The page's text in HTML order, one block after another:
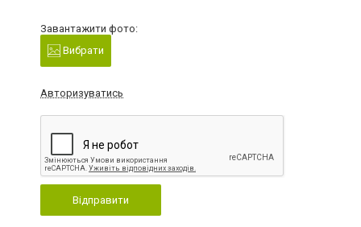
Завантажити фото:
Вибрати
Авторизуватись
Відправити